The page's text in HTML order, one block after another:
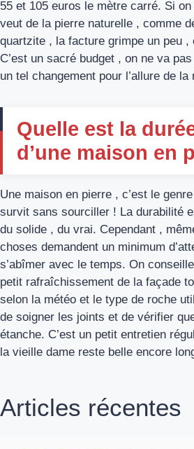
55 et 105 euros le mètre carré. Si
veut de la pierre naturelle , comme
quartzite , la facture grimpe un peu ,
C’est un sacré budget , on ne va
un tel changement pour l’allure de la
Quelle est la
d’une maison en
Une maison en pierre , c’est le
survit sans sourciller ! La durabilité
du solide , du vrai. Cependant ,
choses demandent un minimum
s’abîmer avec le temps. On
petit rafraîchissement de la façade
selon la météo et le type de roche
de soigner les joints et de vérifier
étanche. C’est un petit entretien
la vieille dame reste belle encore
Articles récentes